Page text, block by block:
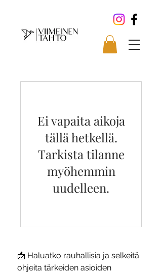
Ei vapaita aikoja
tällä hetkellä.
Tarkista tilanne
myöhemmin
uudelleen.
📩 Haluatko rauhallisia ja selkeitä
ohjeita tärkeiden asioiden